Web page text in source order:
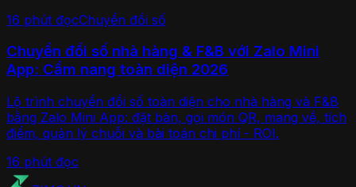
16 phút đọcChuyển đổi số
Chuyển đổi số nhà hàng & F&B với Zalo Mini
App: Cẩm nang toàn diện 2026
Lộ trình chuyển đổi số toàn diện cho nhà hàng và F&B
bằng Zalo Mini App: đặt bàn, gọi món QR, mang về, tích
điểm, quản lý chuỗi và bài toán chi phí - ROI.
16 phút đọc